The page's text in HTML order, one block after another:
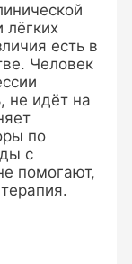
лёгких
есть в
Человек
не идёт на
по
с
помогают,